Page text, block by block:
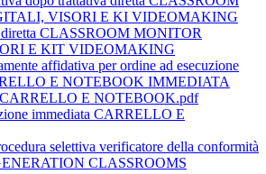
VISORI E KI VIDEOMAKING
diretta CLASSROOM MONITOR
E KIT VIDEOMAKING
affidativa per ordine ad esecuzione
E NOTEBOOK IMMEDIATA
E NOTEBOOK.pdf
immediata CARRELLO E
selettiva verificatore della conformità
CLASSROOMS